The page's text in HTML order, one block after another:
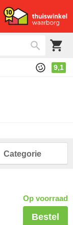
9,1
Categorie
Op voorraad
Bestel